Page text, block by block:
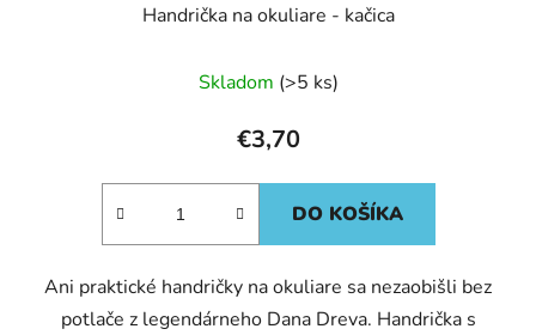
Handrička na okuliare - kačica
Skladom (>5 ks)
€3,70
DO KOŠÍKA
Ani praktické handričky na okuliare sa nezaobišli bez
potlače z legendárneho Dana Dreva. Handrička s